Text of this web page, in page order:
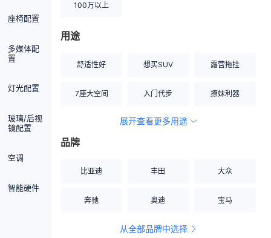
座椅配置
多媒体配
置
灯光配置
玻璃/后视
镜配置
空调
智能硬件
100万以上
用途
舒适性好 想买SUV 露营拖挂
7座大空间 入门代步 撩妹利器
空间宽敞
展开查看更多用途
品牌
比亚迪 丰田 大众
奔驰 奥迪 宝马
从全部品牌中选择